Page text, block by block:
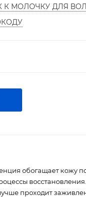
МОЛОЧКУ ДЛЯ
обогащает кожу
проходит